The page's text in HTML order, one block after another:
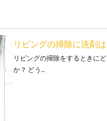
リビングの掃除に洗剤
リビングの掃除をするときに
か？ どう...